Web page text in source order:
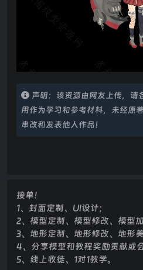
声明：该资源由网友上传，请
用作为学习和参考材料，未经原
串改和发表他人作品！
接单！
1、封面定制、UI设计；
2、模型定制、模型修改、模型加
3、地形定制、地形修改、地形美
4、分享模型和教程奖励贡献或
5、线上收徒、1对1教学。